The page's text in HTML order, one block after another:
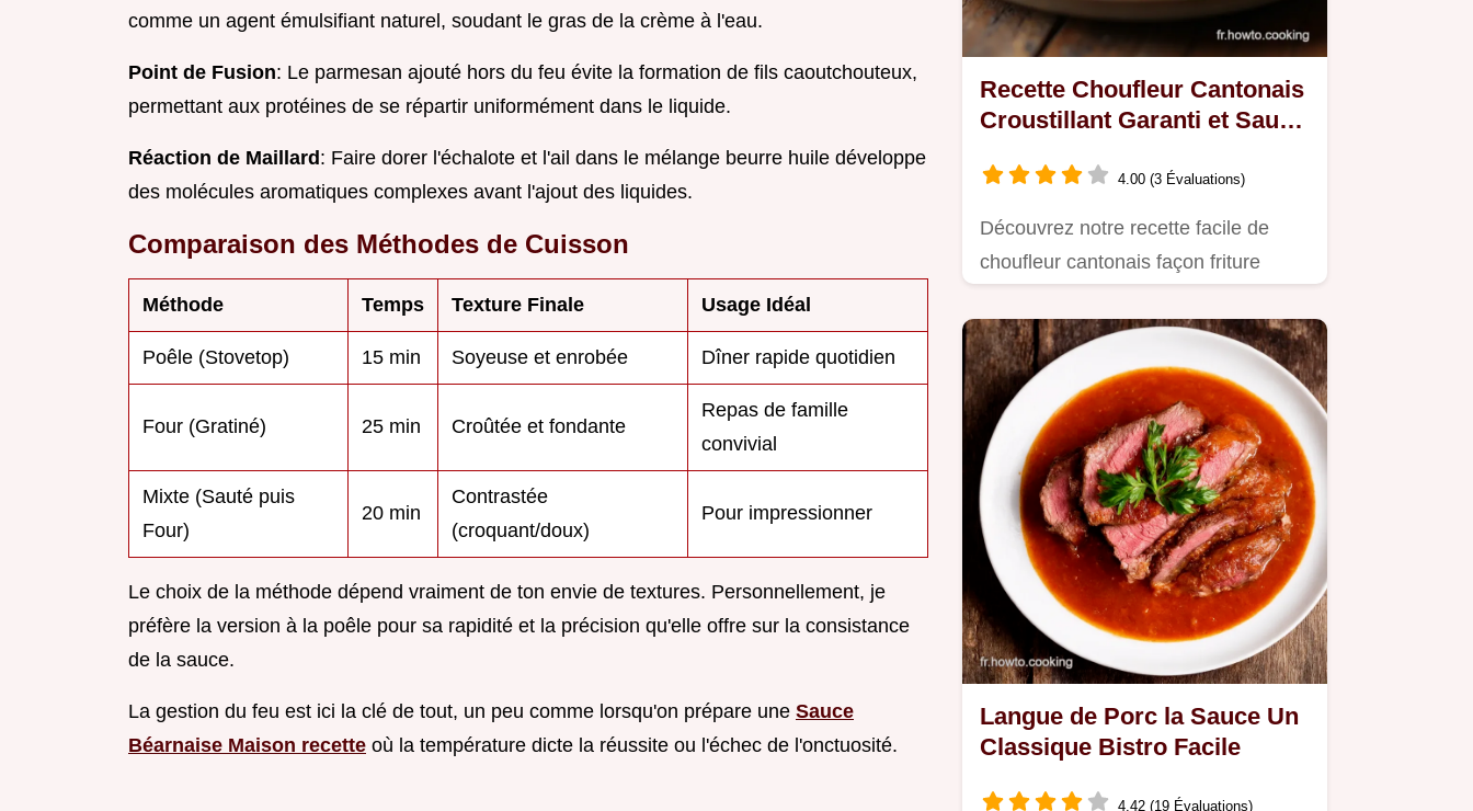
comme un agent émulsifiant naturel, soudant le gras de la crème à l'eau.
Point de Fusion: Le parmesan ajouté hors du feu évite la formation de fils caoutchouteux,
permettant aux protéines de se répartir uniformément dans le liquide.
Réaction de Maillard : Faire dorer l'échalote et l'ail dans le mélange beurre huile développe
des molécules aromatiques complexes avant l'ajout des liquides.
Comparaison des Méthodes de Cuisson
Méthode Temps Texture Finale Usage Idéal
Poêle (Stovetop) 15 min Soyeuse et enrobée Dîner rapide quotidien
Four (Gratiné) 25 min Croûtée et fondante
Repas de famille
convivial
Mixte (Sauté puis
Four)
20 min
Contrastée
(croquant/doux)
Pour impressionner
Le choix de la méthode dépend vraiment de ton envie de textures. Personnellement, je
préfère la version à la poêle pour sa rapidité et la précision qu'elle offre sur la consistance
de la sauce.
La gestion du feu est ici la clé de tout, un peu comme lorsqu'on prépare une Sauce
Béarnaise Maison recette où la température dicte la réussite ou l'échec de l'onctuosité.
Recette Choufleur Cantonais
Croustillant Garanti et Sauce
4.00 (3 Évaluations)
Découvrez notre recette facile de
choufleur cantonais façon friture
Langue de Porc la Sauce Un
Classique Bistro Facile
4.42 (19 Évaluations)